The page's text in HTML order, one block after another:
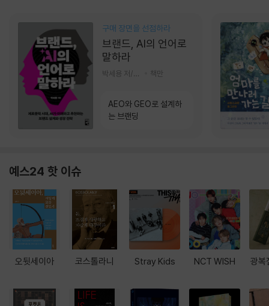
구매 장면을 선점하라
브랜드, AI의 언어로
말하라
책만
AEO와 GEO로 설계하
는 브랜딩
예스24 핫 이슈
오뒷세이아 코스톨라니 Stray Kids NCT WISH 광복